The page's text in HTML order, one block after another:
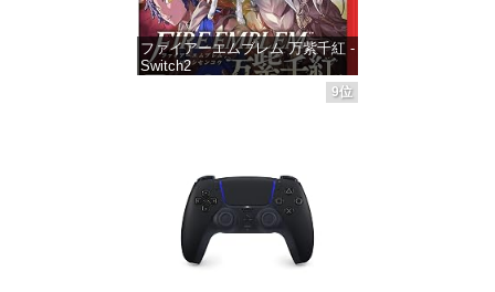
ファイアーエムブレム 万紫千紅 -
Switch2
価格：¥8,979
9位